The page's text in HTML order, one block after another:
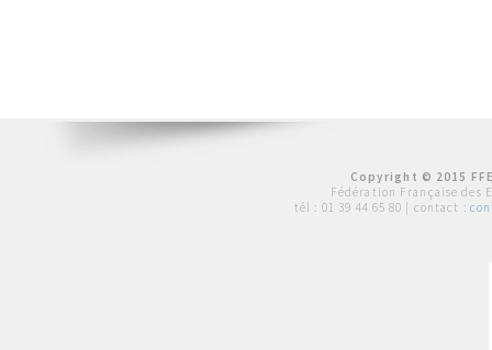
Copyright © 2015
Fédération Française des
tél : 01 39 44 65 80 | contact :